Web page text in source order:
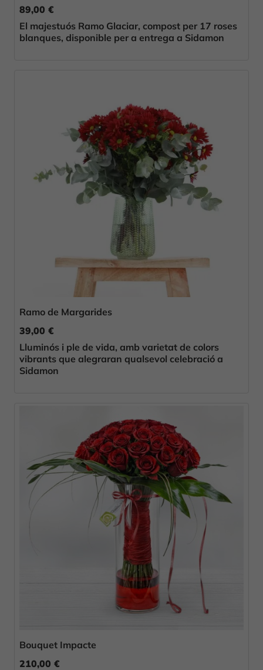
89,00 €
El majestuós Ramo Glaciar, compost per 17 roses
blanques, disponible per a entrega a Sidamon
Ramo de Margarides
39,00 €
Lluminós i ple de vida, amb varietat de colors
vibrants que alegraran qualsevol celebració a
Sidamon
Bouquet Impacte
210,00 €